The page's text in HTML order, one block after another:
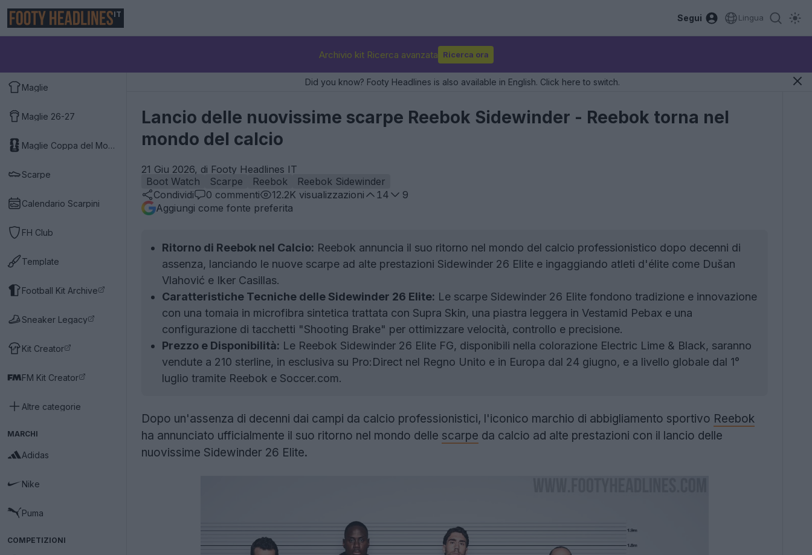
IT Segui Lingua
Archivio kit Ricerca avanzata Ricerca ora
Maglie
Maglie 26-27
Maglie Coppa del Mondo 2026
Scarpe
Calendario Scarpini
FH Club
Template
Football Kit Archive
Sneaker Legacy
Kit Creator
FM Kit Creator
Altre categorie
MARCHI
Adidas
Nike
Puma
COMPETIZIONI
Did you know? Footy Headlines is also available in English. Click here to switch.
Lancio delle nuovissime scarpe Reebok Sidewinder - Reebok torna nel
mondo del calcio
21 Giu 2026, di Footy Headlines IT
Boot Watch
Scarpe Reebok
Reebok Sidewinder
Condividi
0 commenti 12.2K visualizzazioni 14
9
Aggiungi come fonte preferita
Ritorno di Reebok nel Calcio: Reebok annuncia il suo ritorno nel mondo del calcio professionistico dopo decenni di
assenza, lanciando le nuove scarpe ad alte prestazioni Sidewinder 26 Elite e ingaggiando atleti d'élite come Dušan
Vlahović e Iker Casillas.
Caratteristiche Tecniche delle Sidewinder 26 Elite: Le scarpe Sidewinder 26 Elite fondono tradizione e innovazione
con una tomaia in microfibra sintetica trattata con Supra Skin, una piastra leggera in Vestamid Pebax e una
configurazione di tacchetti "Shooting Brake" per ottimizzare velocità, controllo e precisione.
Prezzo e Disponibilità: Le Reebok Sidewinder 26 Elite FG, disponibili nella colorazione Electric Lime & Black, saranno
vendute a 210 sterline, in esclusiva su Pro:Direct nel Regno Unito e in Europa dal 24 giugno, e a livello globale dal 1°
luglio tramite Reebok e Soccer.com.
Dopo un'assenza di decenni dai campi da calcio professionistici, l'iconico marchio di abbigliamento sportivo Reebok
ha annunciato ufficialmente il suo ritorno nel mondo delle scarpe da calcio ad alte prestazioni con il lancio delle
nuovissime Sidewinder 26 Elite.